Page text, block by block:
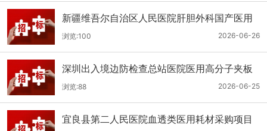
新疆维吾尔自治区人民医院肝胆外科国产医用
耗材采购项目公开招标公告
2026-06-26
浏览:100
深圳出入境边防检查总站医院医用高分子夹板
医用耗材采购项目更正公告
2026-06-25
浏览:88
宜良县第二人民医院血透类医用耗材采购项目